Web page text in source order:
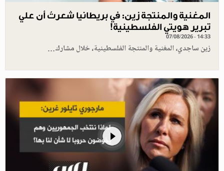
المغنية والمنتجة زين: في بريطانيا شعرتُ أن علي
تبرير هويتي الفلسطينية!
07/08/2026 - 14:33
زين ساجدي، المغنية والمنتجة الفلسطينية، خلال مشارك…